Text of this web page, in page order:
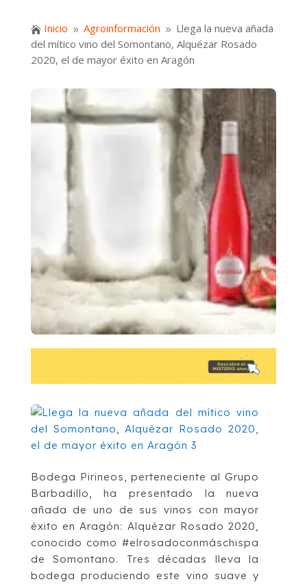
 Inicio 9 Agroinformación 9 Llega la nueva añada
del mítico vino del Somontano, Alquézar Rosado
2020, el de mayor éxito en Aragón
Bodega Pirineos, perteneciente al Grupo
Barbadillo, ha presentado la nueva
añada de uno de sus vinos con mayor
éxito en Aragón: Alquézar Rosado 2020,
conocido como #elrosadoconmáschispa
de Somontano. Tres décadas lleva la
bodega produciendo este vino suave y